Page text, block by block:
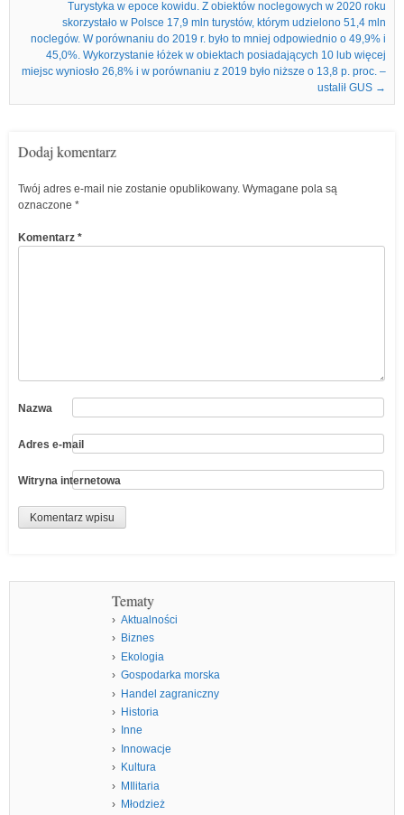
Turystyka w epoce kowidu. Z obiektów noclegowych w 2020 roku
skorzystało w Polsce 17,9 mln turystów, którym udzielono 51,4 mln
noclegów. W porównaniu do 2019 r. było to mniej odpowiednio o 49,9% i
45,0%. Wykorzystanie łóżek w obiektach posiadających 10 lub więcej
miejsc wyniosło 26,8% i w porównaniu z 2019 było niższe o 13,8 p. proc. –
ustalił GUS →
Dodaj komentarz
Twój adres e-mail nie zostanie opublikowany. Wymagane pola są
oznaczone *
Komentarz *
Nazwa
Adres e-mail
Witryna internetowa
Tematy
Aktualności
Biznes
Ekologia
Gospodarka morska
Handel zagraniczny
Historia
Inne
Innowacje
Kultura
MIlitaria
Młodzież